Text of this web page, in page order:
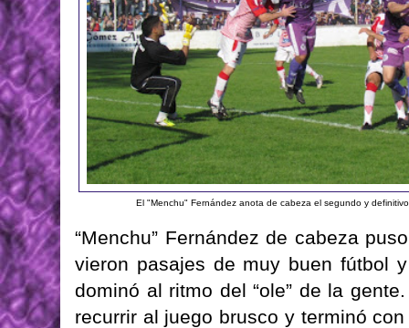
El "Menchu" Fernández anota de cabeza el segundo y
“Menchu” Fernández de cabeza
vieron pasajes de muy buen fútbol
dominó al ritmo del “ole” de la
recurrir al juego brusco y terminó